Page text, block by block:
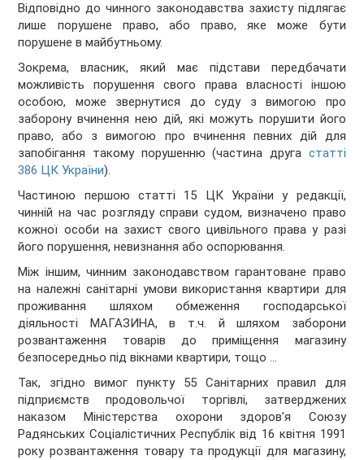
Відповідно до чинного законодавства захисту підлягає
лише порушене право, або право, яке може бути
порушене в майбутньому.
Зокрема, власник, який має підстави передбачати
можливість порушення свого права власності іншою
особою, може звернутися до суду з вимогою про
заборону вчинення нею дій, які можуть порушити його
право, або з вимогою про вчинення певних дій для
запобігання такому порушенню (частина друга статті
386 ЦК України).
Частиною першою статті 15 ЦК України у редакції,
чинній на час розгляду справи судом, визначено право
кожної особи на захист свого цивільного права у разі
його порушення, невизнання або оспорювання.
Між іншим, чинним законодавством гарантоване право
на належні санітарні умови використання квартири для
проживання шляхом обмеження господарської
діяльності МАГАЗИНА, в т.ч. й шляхом заборони
розвантаження товарів до приміщення магазину
безпосередньо під вікнами квартири, тощо ...
Так, згідно вимог пункту 55 Санітарних правил для
підприємств продовольчої торгівлі, затверджених
наказом Міністерства охорони здоров'я Союзу
Радянських Соціалістичних Республік від 16 квітня 1991
року розвантаження товару та продукції для магазину,